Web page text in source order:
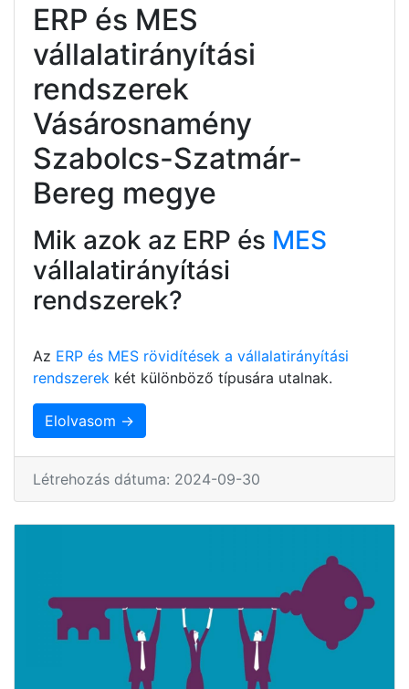
ERP és MES
vállalatirányítási
rendszerek
Vásárosnamény
Szabolcs-Szatmár-
Bereg megye
Mik azok az ERP és MES
vállalatirányítási
rendszerek?
Az ERP és MES rövidítések a vállalatirányítási
rendszerek két különböző típusára utalnak.
Elolvasom →
Létrehozás dátuma: 2024-09-30